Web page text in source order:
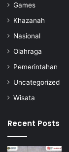
Games
Khazanah
Nasional
Olahraga
Pemerintahan
Uncategorized
Wisata
Recent Posts